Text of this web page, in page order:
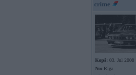
crime
Kopš: 03. Jul 2008
No: Rīga